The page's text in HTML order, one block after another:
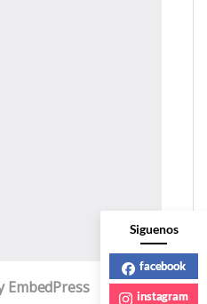
EmbedPress
Siguenos
facebook
instagram